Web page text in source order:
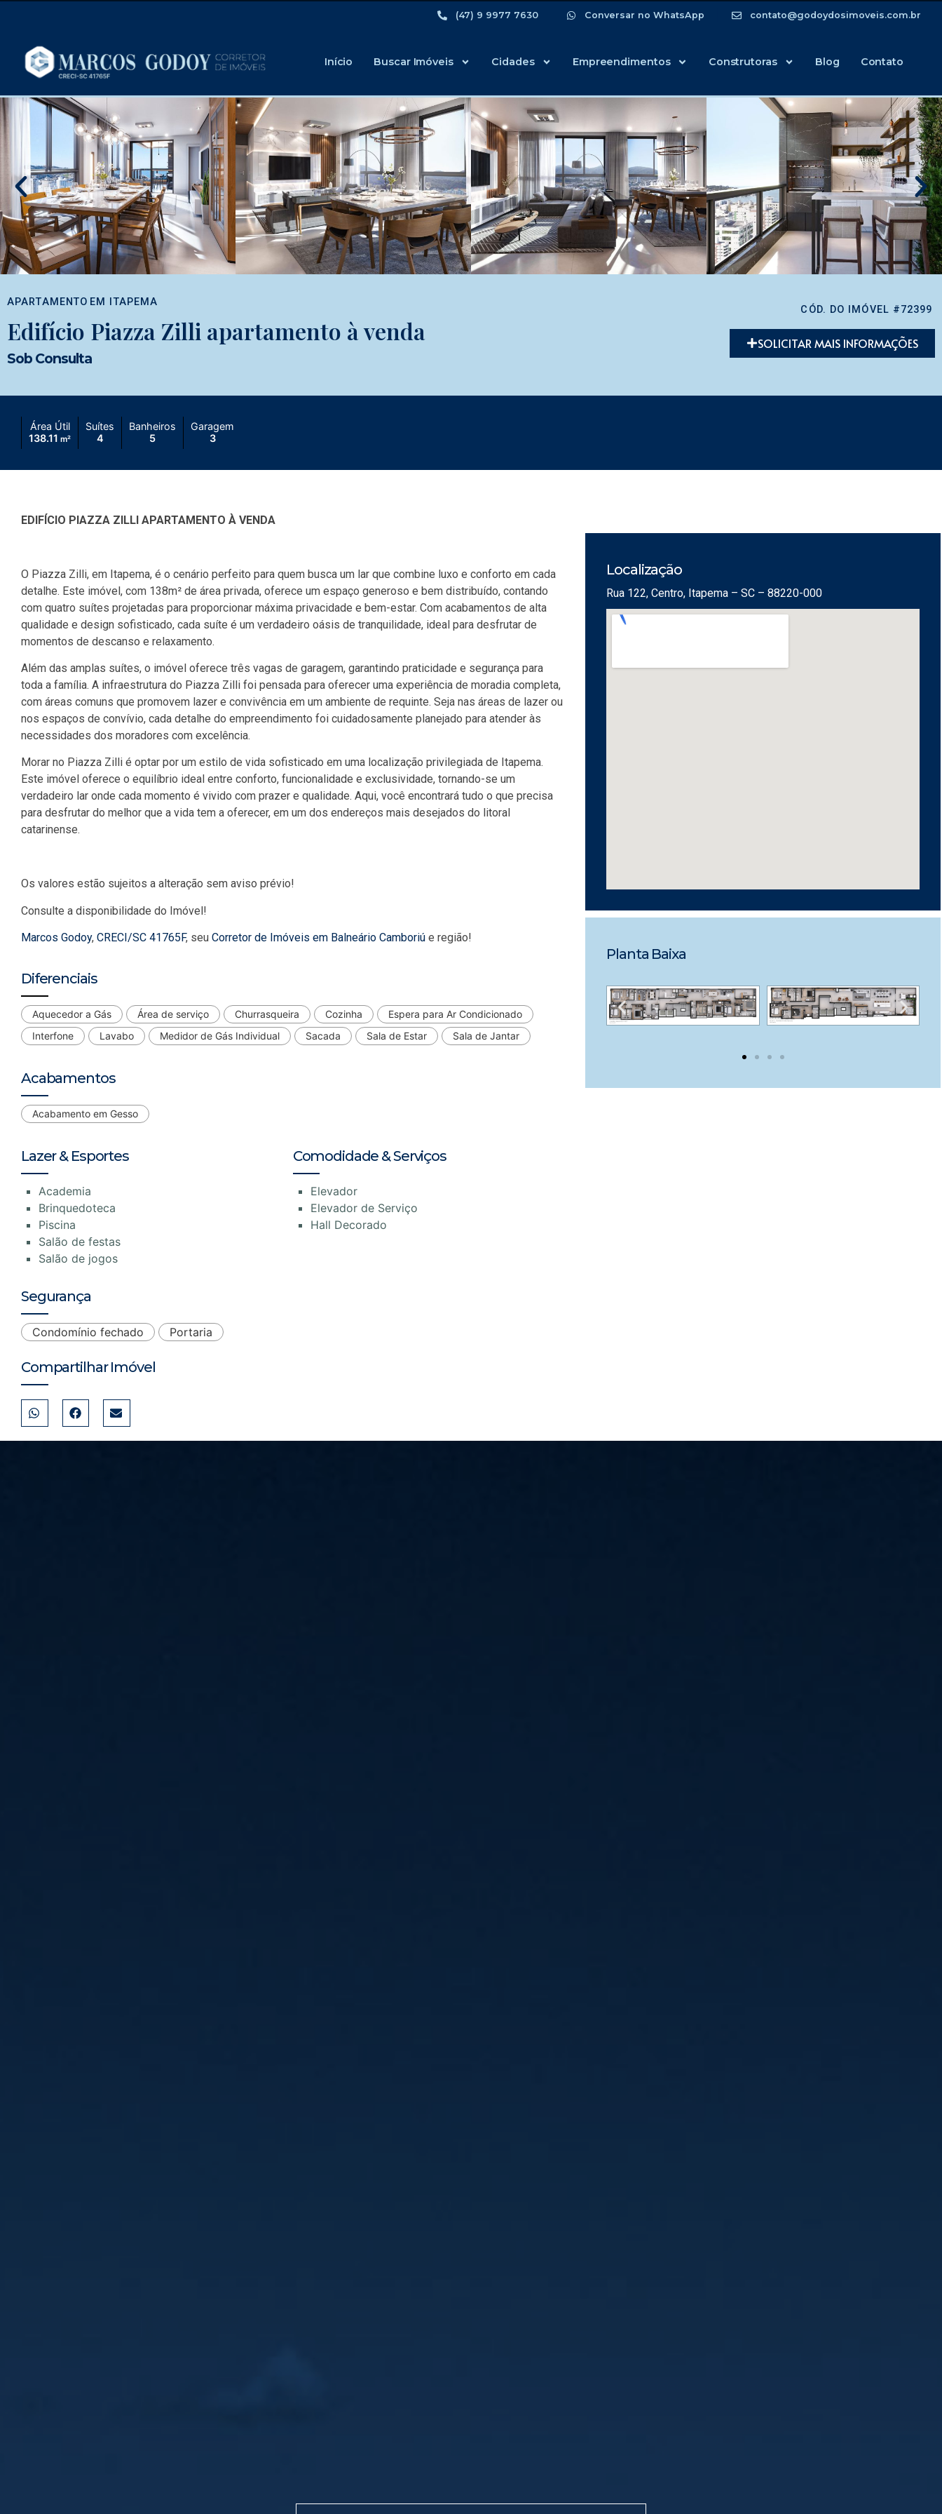
(47) 9 9977 7630 Conversar no WhatsApp contato@godoydosimoveis.com.br
Início Buscar Imóveis Cidades Empreendimentos Construtoras Blog Contato
APARTAMENTO EM ITAPEMA
Edifício Piazza Zilli apartamento à venda
Sob Consulta
CÓD. DO IMÓVEL #72399
SOLICITAR MAIS INFORMAÇÕES
Área Útil
138.11 m²
Suítes
4
Banheiros
5
Garagem
3
EDIFÍCIO PIAZZA ZILLI APARTAMENTO À VENDA
O Piazza Zilli, em Itapema, é o cenário perfeito para quem busca um lar que combine luxo e conforto em cada
detalhe. Este imóvel, com 138m² de área privada, oferece um espaço generoso e bem distribuído, contando
com quatro suítes projetadas para proporcionar máxima privacidade e bem-estar. Com acabamentos de alta
qualidade e design sofisticado, cada suíte é um verdadeiro oásis de tranquilidade, ideal para desfrutar de
momentos de descanso e relaxamento.
Além das amplas suítes, o imóvel oferece três vagas de garagem, garantindo praticidade e segurança para
toda a família. A infraestrutura do Piazza Zilli foi pensada para oferecer uma experiência de moradia completa,
com áreas comuns que promovem lazer e convivência em um ambiente de requinte. Seja nas áreas de lazer ou
nos espaços de convívio, cada detalhe do empreendimento foi cuidadosamente planejado para atender às
necessidades dos moradores com excelência.
Morar no Piazza Zilli é optar por um estilo de vida sofisticado em uma localização privilegiada de Itapema.
Este imóvel oferece o equilíbrio ideal entre conforto, funcionalidade e exclusividade, tornando-se um
verdadeiro lar onde cada momento é vivido com prazer e qualidade. Aqui, você encontrará tudo o que precisa
para desfrutar do melhor que a vida tem a oferecer, em um dos endereços mais desejados do litoral
catarinense.
Os valores estão sujeitos a alteração sem aviso prévio!
Consulte a disponibilidade do Imóvel!
Marcos Godoy, CRECI/SC 41765F, seu Corretor de Imóveis em Balneário Camboriú e região!
Diferenciais
Aquecedor a Gás Área de serviço Churrasqueira Cozinha
Espera para Ar Condicionado
Interfone
Lavabo Medidor de Gás Individual Sacada Sala de Estar Sala de Jantar
Acabamentos
Acabamento em Gesso
Lazer & Esportes
Academia
Brinquedoteca
Piscina
Salão de festas
Salão de jogos
Comodidade & Serviços
Elevador
Elevador de Serviço
Hall Decorado
Segurança
Condomínio fechado Portaria
Compartilhar Imóvel
Localização
Rua 122, Centro, Itapema – SC – 88220-000
Planta Baixa